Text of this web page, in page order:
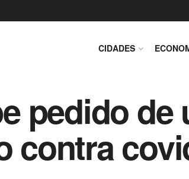
CIDADES
pedido
contra